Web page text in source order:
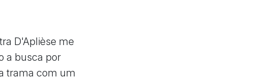
D'Aplièse me
a busca por
trama com um